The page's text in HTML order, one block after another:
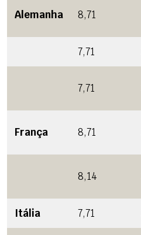
Alemanha 8,71
7,71
7,71
França 8,71
8,14
Itália 7,71